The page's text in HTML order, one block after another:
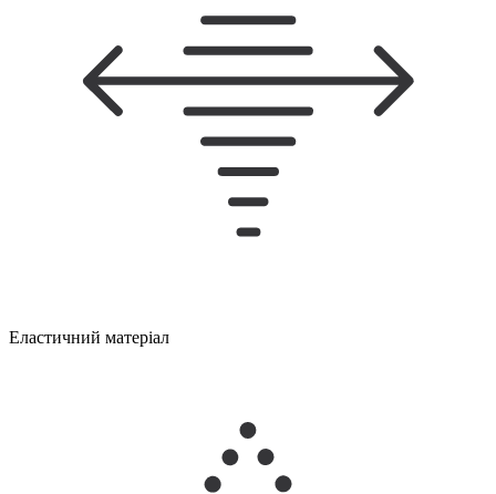
Еластичний матеріал